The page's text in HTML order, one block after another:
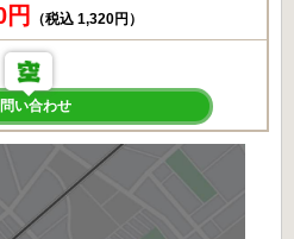
円 （税込 1,320円）
い合わせ